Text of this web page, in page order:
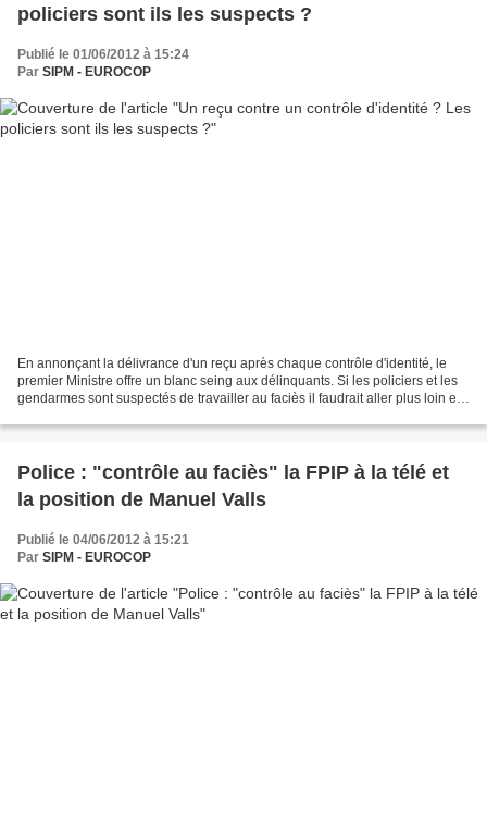
policiers sont ils les suspects ?
Publié le 01/06/2012 à 15:24
Par SIPM - EUROCOP
En annonçant la délivrance d'un reçu après chaque contrôle d'identité, le
premier Ministre offre un blanc seing aux délinquants. Si les policiers et les
gendarmes sont suspectés de travailler au faciès il faudrait aller plus loin et
Police : "contrôle au faciès" la FPIP à la télé et
la position de Manuel Valls
Publié le 04/06/2012 à 15:21
Par SIPM - EUROCOP